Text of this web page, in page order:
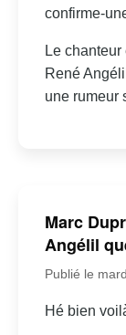
confirme-
Le
René
une rumeur
Marc
Angélil
Publié le
Hé bien